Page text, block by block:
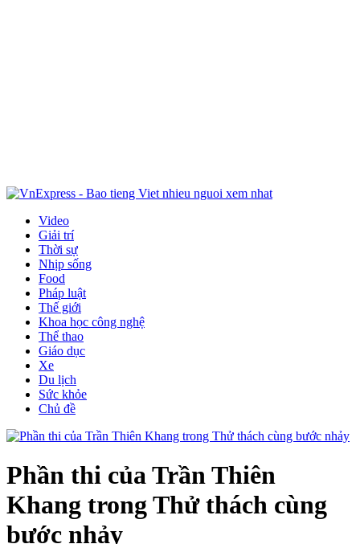
Video
Giải trí
Thời sự
Nhịp sống
Food
Pháp luật
Thế giới
Khoa học công nghệ
Thể thao
Giáo dục
Xe
Du lịch
Sức khỏe
Chủ đề
Phần thi của Trần Thiên
Khang trong Thử thách cùng
bước nhảy